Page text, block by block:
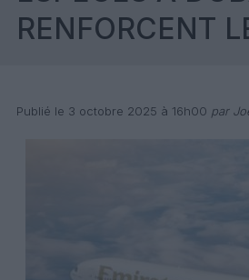
RENFORCENT
Publié le 3 octobre 2025 à 16h00 par